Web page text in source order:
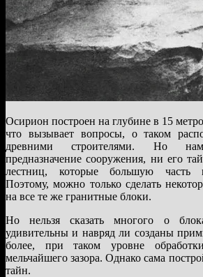
Осирион построен на глубине в 15
что вызывает вопросы, о таком
древними строителями. Но
предназначение сооружения, ни его
лестниц, которые большую часть
Поэтому, можно только сделать
на все те же гранитные блоки.
Но нельзя сказать многого о
удивительны и навряд ли созданы
более, при таком уровне
мельчайшего зазора. Однако сама
тайн.